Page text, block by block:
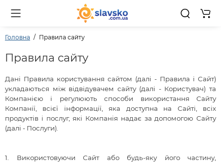
0
Головна Правила сайту
Правила сайту
Дані Правила користування сайтом (далі - Правила і Сайт)
укладаються між відвідувачем сайту (далі - Користувач) та
Компанією і регулюють способи використання Сайту
Компанії, всієї інформації, яка доступна на Сайті, всіх
продуктів і послуг, які Компанія надає за допомогою Сайту
(далі - Послуги).
1. Використовуючи Сайт або будь-яку його частину,